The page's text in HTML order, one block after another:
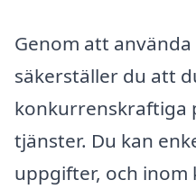
Genom att
säkerställer du att
konkurrenskraftiga
tjänster. Du kan
uppgifter, och